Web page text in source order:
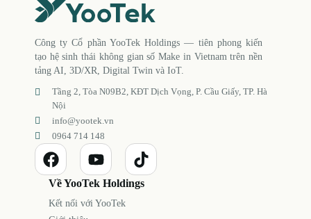
Công ty Cổ phần YooTek Holdings — tiên phong kiến
tạo hệ sinh thái không gian số Make in Vietnam trên nền
tảng AI, 3D/XR, Digital Twin và IoT.
Tầng 2, Tòa N09B2, KĐT Dịch Vọng, P. Cầu Giấy, TP. Hà
Nội
info@yootek.vn
0964 714 148
Về YooTek Holdings
Kết nối với YooTek